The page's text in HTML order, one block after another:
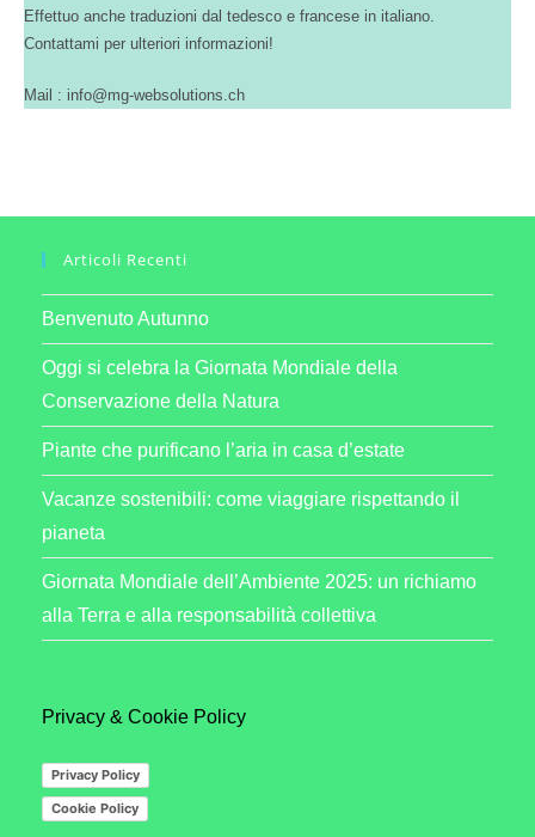
Effettuo anche traduzioni dal tedesco e francese in italiano.
Contattami per ulteriori informazioni!
Mail : info@mg-websolutions.ch
Articoli Recenti
Benvenuto Autunno
Oggi si celebra la Giornata Mondiale della
Conservazione della Natura
Piante che purificano l’aria in casa d’estate
Vacanze sostenibili: come viaggiare rispettando il
pianeta
Giornata Mondiale dell’Ambiente 2025: un richiamo
alla Terra e alla responsabilità collettiva
Privacy & Cookie Policy
Privacy Policy
Cookie Policy